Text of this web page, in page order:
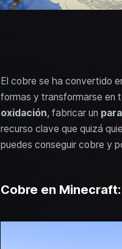
El cobre se ha convertido
formas y transformarse en
oxidación, fabricar un
recurso clave que quizá
puedes conseguir cobre y
Cobre en